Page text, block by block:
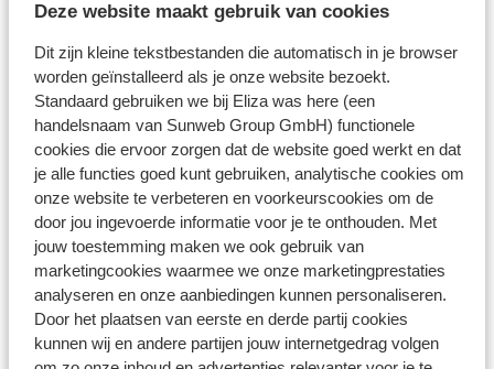
Deze website maakt gebruik van cookies
Dit zijn kleine tekstbestanden die automatisch in je browser
worden geïnstalleerd als je onze website bezoekt.
Standaard gebruiken we bij Eliza was here (een
handelsnaam van Sunweb Group GmbH) functionele
cookies die ervoor zorgen dat de website goed werkt en dat
je alle functies goed kunt gebruiken, analytische cookies om
onze website te verbeteren en voorkeurscookies om de
door jou ingevoerde informatie voor je te onthouden. Met
jouw toestemming maken we ook gebruik van
marketingcookies waarmee we onze marketingprestaties
analyseren en onze aanbiedingen kunnen personaliseren.
Door het plaatsen van eerste en derde partij cookies
kunnen wij en andere partijen jouw internetgedrag volgen
geen lift aanwezig
geen kluisjes beschikbaar
lobby
ontbijtruimte
drinkgelegenheden: bar
Bekijk alle faciliteiten
Reisinformatie
Verzorging
Huurauto